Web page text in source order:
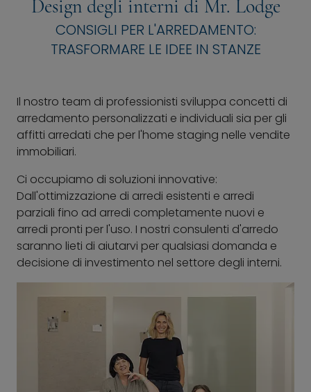
Design degli interni di Mr. Lodge
CONSIGLI PER L'ARREDAMENTO:
TRASFORMARE LE IDEE IN STANZE
Il nostro team di professionisti sviluppa concetti di
arredamento personalizzati e individuali sia per gli
affitti arredati che per l'home staging nelle vendite
immobiliari.
Ci occupiamo di soluzioni innovative:
Dall'ottimizzazione di arredi esistenti e arredi
parziali fino ad arredi completamente nuovi e
arredi pronti per l'uso. I nostri consulenti d'arredo
saranno lieti di aiutarvi per qualsiasi domanda e
decisione di investimento nel settore degli interni.